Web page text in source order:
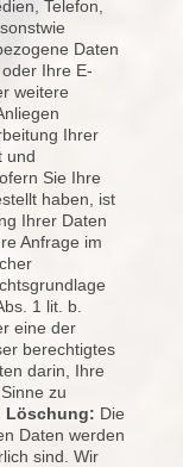
Telefon,
Daten
Ihre E-
weitere
Ihrer
und
Sie Ihre
haben, ist
Ihrer Daten
Anfrage im
1 lit. b.
eine der
berechtigtes
darin, Ihre
zu
Löschung: Die
Daten werden
sind. Wir